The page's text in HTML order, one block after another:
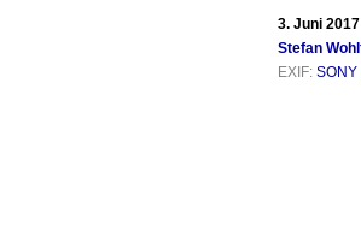
3. Juni 2017
Stefan
EXIF: SONY